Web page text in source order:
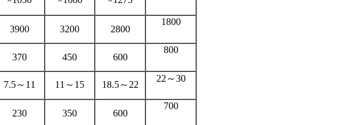
3900 3200 2800
1800
370 450 600
800
7.5～11 11～15 18.5～22
22～30
230 350 600
700